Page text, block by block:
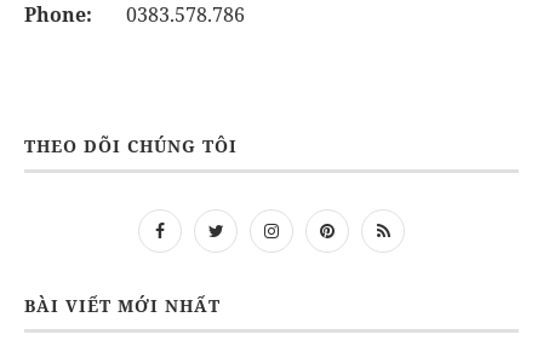
Phone: 0383.578.786
THEO DÕI CHÚNG TÔI
BÀI VIẾT MỚI NHẤT